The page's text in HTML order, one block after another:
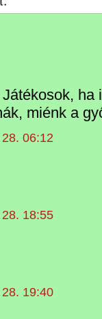
ha
miénk a
06:12
18:55
19:40